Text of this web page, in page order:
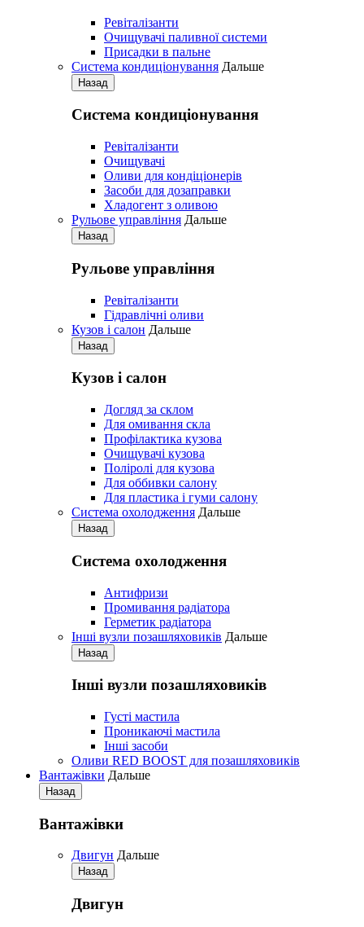
Ревіталізанти
Очищувачі паливної системи
Присадки в пальне
Система кондиціонування Дальше
Назад
Система кондиціонування
Pевіталізанти
Очищувачі
Оливи для кондіціонерів
Засоби для дозаправки
Хладогент з оливою
Рульове управління Дальше
Назад
Рульове управління
Ревіталізанти
Гідравлічні оливи
Кузов і салон Дальше
Назад
Кузов і салон
Догляд за склом
Для омивання скла
Профілактика кузова
Очищувачі кузова
Поліролі для кузова
Для оббивки салону
Для пластика і гуми салону
Система охолодження Дальше
Назад
Система охолодження
Антифризи
Промивання радіатора
Герметик радіатора
Iнші вузли позашляховиків Дальше
Назад
Iнші вузли позашляховиків
Густі мастила
Проникаючі мастила
Iнші засоби
Оливи RED BOOST для позашляховиків
Вантажівки Дальше
Назад
Вантажівки
Двигун Дальше
Назад
Двигун